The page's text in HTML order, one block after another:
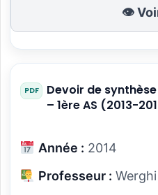
👁
Devoir de
– 1ère AS (2013-
Année : 2014
Professeur :